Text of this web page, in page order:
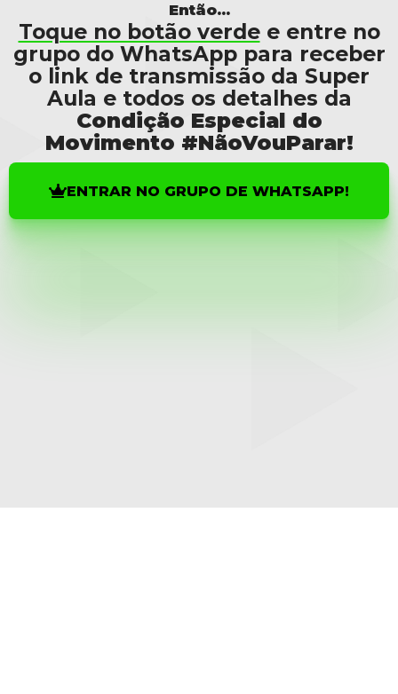
Então…
Toque no botão verdee entre no
grupo do WhatsApp para receber
o link de transmissão da Super
Aula e todos os detalhes da
Condição Especial do
Movimento #NãoVouParar!
ENTRAR NO GRUPO DE WHATSAPP!